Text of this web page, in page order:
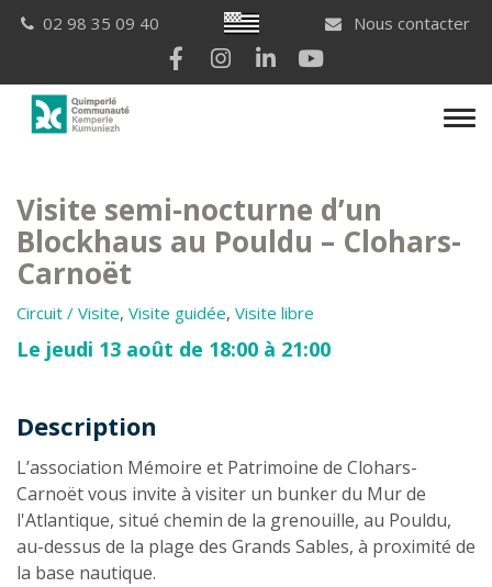
Breton
02 98 35 09 40
Nous contacter
Lien vers le compte Facebook
Lien vers le compte Instagram
Lien vers le compte
Visite semi-nocturne d’un
Blockhaus au Pouldu – Clohars-
Carnoët
Circuit / Visite, Visite guidée, Visite libre
Le jeudi 13 août de 18:00 à 21:00
Description
Description
L’association Mémoire et Patrimoine de Clohars-
Carnoët vous invite à visiter un bunker du Mur de
l'Atlantique, situé chemin de la grenouille, au Pouldu,
au-dessus de la plage des Grands Sables, à proximité de
la base nautique.